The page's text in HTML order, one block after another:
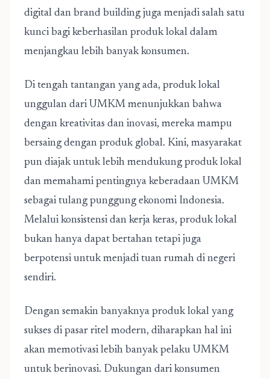
digital dan brand building juga menjadi salah satu
kunci bagi keberhasilan produk lokal dalam
menjangkau lebih banyak konsumen.
Di tengah tantangan yang ada, produk lokal
unggulan dari UMKM menunjukkan bahwa
dengan kreativitas dan inovasi, mereka mampu
bersaing dengan produk global. Kini, masyarakat
pun diajak untuk lebih mendukung produk lokal
dan memahami pentingnya keberadaan UMKM
sebagai tulang punggung ekonomi Indonesia.
Melalui konsistensi dan kerja keras, produk lokal
bukan hanya dapat bertahan tetapi juga
berpotensi untuk menjadi tuan rumah di negeri
sendiri.
Dengan semakin banyaknya produk lokal yang
sukses di pasar ritel modern, diharapkan hal ini
akan memotivasi lebih banyak pelaku UMKM
untuk berinovasi. Dukungan dari konsumen